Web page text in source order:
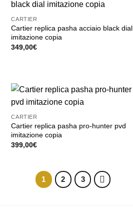
CARTIER
Cartier replica pasha acciaio black dial
imitazione copia
349,00€
CARTIER
Cartier replica pasha pro-hunter pvd
imitazione copia
399,00€
1 2 3